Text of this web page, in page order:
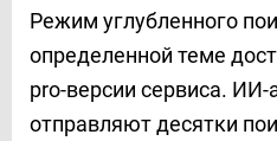
Режим углубленного
определенной теме
pro-версии сервиса.
отправляют десятки